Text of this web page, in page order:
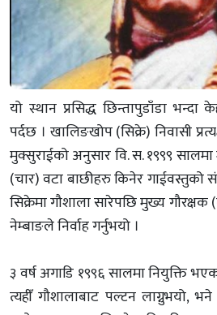
यो स्थान प्रसिद्ध छिन्तापुडाँडा भन्दा
पर्दछ । खालिङखोप (सिक्रे) निवासी
मुक्सुराईको अनुसार वि. स. १९९९
(चार) वटा बाछीहरु किनेर गाईवस्तुको
सिक्रेमा गौशाला सारेपछि मुख्य
नेम्बाङले निर्वाह गर्नुभयो ।
३ वर्ष अगाडि १९९६ सालमा नियुक्ति
त्यहीँ गौशालाबाट पल्टन लाग्नुभयो,